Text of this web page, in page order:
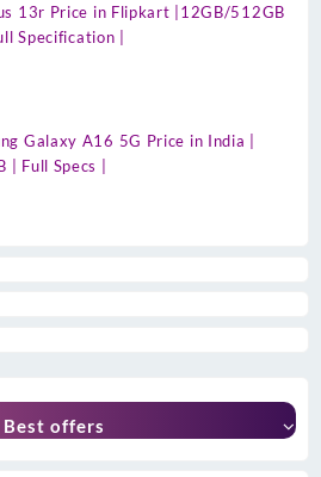
13r Price in Flipkart |12GB/512GB
Specification |
Galaxy A16 5G Price in India |
| Full Specs |
Best offers